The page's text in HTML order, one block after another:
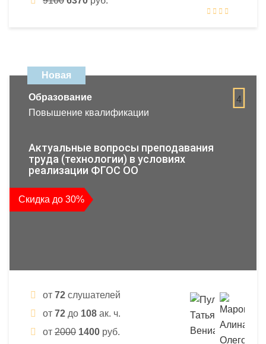
Новая
4
Образование
Повышение квалификации
Актуальные вопросы преподавания
труда (технологии) в условиях
реализации ФГОС ОО
Скидка до 30%
от 72 слушателей
от 72 до 108 ак. ч.
от 2000 1400 руб.